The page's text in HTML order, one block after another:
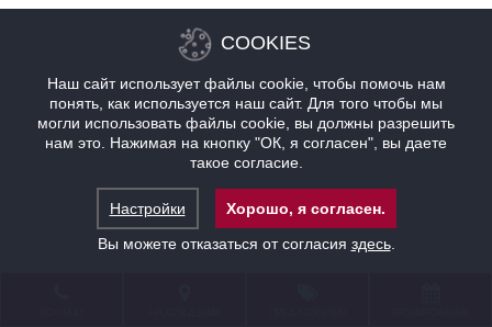
COOKIES
Наш сайт использует файлы cookie, чтобы помочь нам
понять, как используется наш сайт. Для того чтобы мы
могли использовать файлы cookie, вы должны разрешить
нам это. Нажимая на кнопку "ОК, я согласен", вы даете
такое согласие.
Настройки
Хорошо, я согласен.
Вы можете отказаться от согласия здесь.